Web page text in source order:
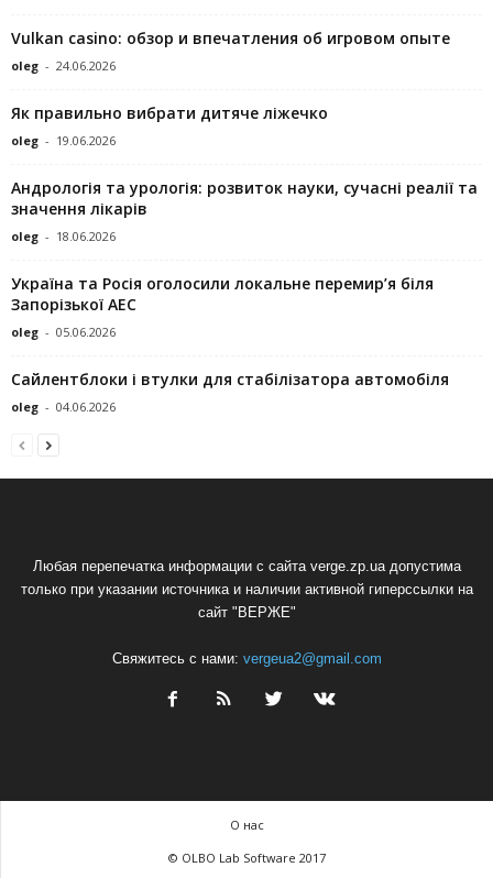
Vulkan casino: обзор и впечатления об игровом опыте
oleg - 24.06.2026
Як правильно вибрати дитяче ліжечко
oleg - 19.06.2026
Андрологія та урологія: розвиток науки, сучасні реалії та
значення лікарів
oleg - 18.06.2026
Україна та Росія оголосили локальне перемир’я біля
Запорізької АЕС
oleg - 05.06.2026
Сайлентблоки і втулки для стабілізатора автомобіля
oleg - 04.06.2026
Любая перепечатка информации с сайта verge.zp.ua допустима
только при указании источника и наличии активной гиперссылки на
сайт "ВЕРЖЕ"
Свяжитесь с нами: vergeua2@gmail.com
О нас
© OLBO Lab Software 2017